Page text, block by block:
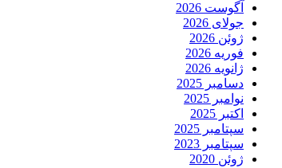
آگوست 2026
جولای 2026
ژوئن 2026
فوریه 2026
ژانویه 2026
دسامبر 2025
نوامبر 2025
اکتبر 2025
سپتامبر 2025
سپتامبر 2023
ژوئن 2020